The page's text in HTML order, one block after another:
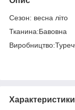
Сезон: весна літо
Тканина:Бавовна
Характеристики